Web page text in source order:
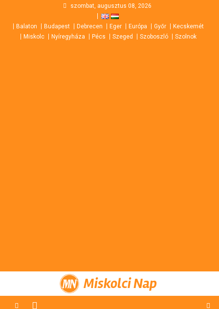
content
szombat, augusztus 08, 2026
Balaton Budapest Debrecen Eger Európa Győr
Kecskemét
Miskolc
Nyíregyháza Pécs Szeged Szoboszló Szolnok
Miskolci Nap